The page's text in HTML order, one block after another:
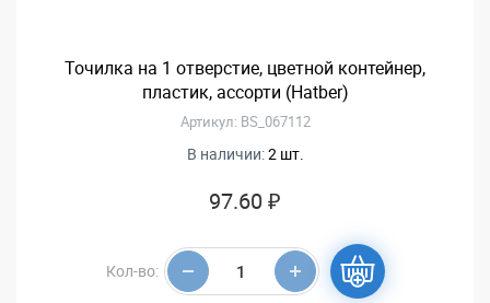
Точилка на 1 отверстие, цветной контейнер,
пластик, ассорти (Hatber)
Артикул: BS_067112
В наличии:2 шт.
97.60 ₽
Кол-во: